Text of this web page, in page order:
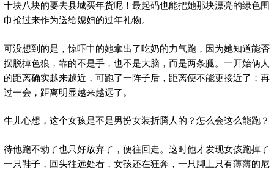
十块八块的要去县城买年货呢！最起码也能把她那块漂亮的绿色围
巾抢过来作为送给媳妇的过年礼物。
可没想到的是，惊吓中的她拿出了吃奶的力气跑，因为她知道能否
摆脱掉色狼，靠的不是手，也不是大脑，而是两条腿。一开始俩人
的距离确实越来越近，可跑了一阵子后，距离便不能更接近了；再
过一会，距离明显越来越远了。
牛儿心想，这个女孩是不是男扮女装折腾人的？怎么会这么能跑？
待他跑不动了也只好放弃了，便往回走。这时他才发现女孩跑掉了
一只鞋子，回头往远处看，女孩还在狂奔，一只脚上只有薄薄的尼